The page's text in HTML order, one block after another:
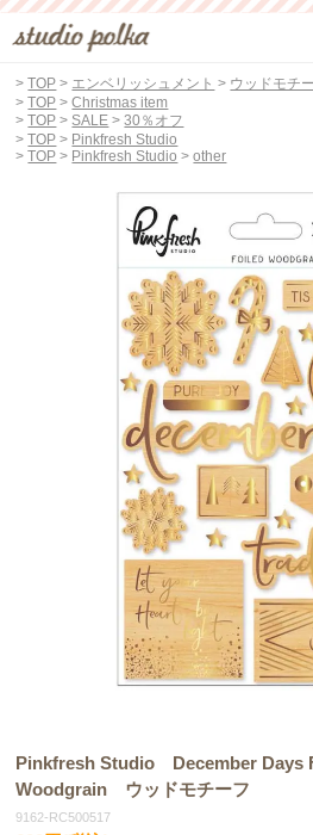
>TOP > エンベリッシュメント > ウッドモチ
>TOP >Christmas item
>TOP > SALE >30％オフ
>TOP > Pinkfresh Studio
>TOP > Pinkfresh Studio >other
Pinkfresh Studio December Days
Woodgrain ウッドモチーフ
9162-RC500517